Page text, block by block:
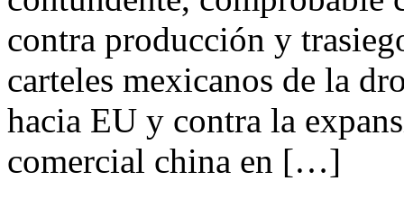
contra producción y
carteles mexicanos de la
hacia EU y contra la
comercial china en […]